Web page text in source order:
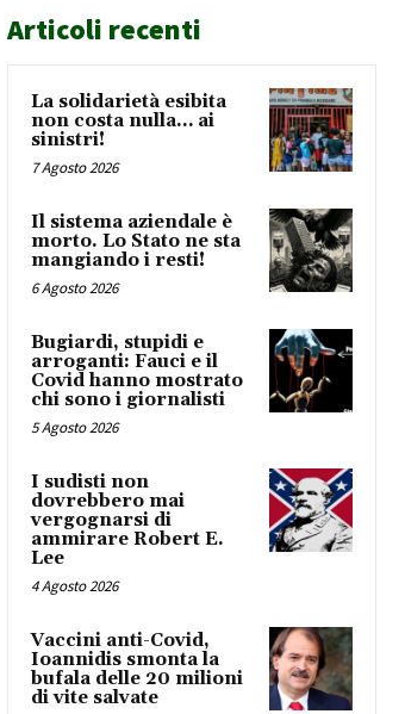
Articoli recenti
La solidarietà esibita
non costa nulla… ai
sinistri!
7 Agosto 2026
Il sistema aziendale è
morto. Lo Stato ne sta
mangiando i resti!
6 Agosto 2026
Bugiardi, stupidi e
arroganti: Fauci e il
Covid hanno mostrato
chi sono i giornalisti
5 Agosto 2026
I sudisti non
dovrebbero mai
vergognarsi di
ammirare Robert E.
Lee
4 Agosto 2026
Vaccini anti-Covid,
Ioannidis smonta la
bufala delle 20 milioni
di vite salvate